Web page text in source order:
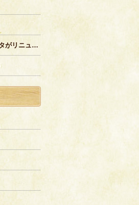
メロンのパンナコッタがリニューアル